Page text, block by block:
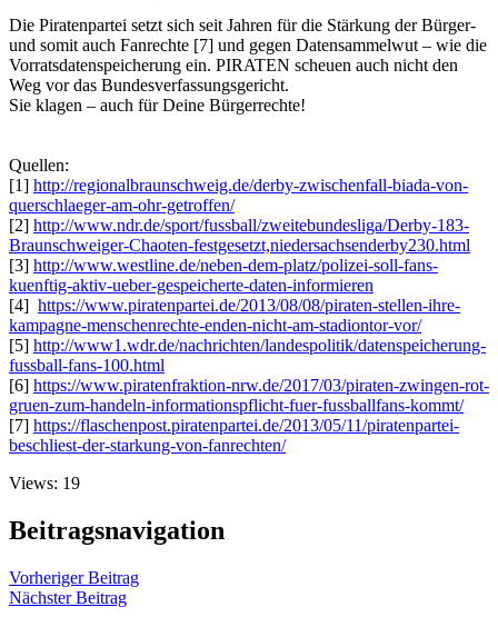
Die Piratenpartei setzt sich seit Jahren für die Stärkung der Bürger-
und somit auch Fanrechte [7] und gegen Datensammelwut – wie die
Vorratsdatenspeicherung ein. PIRATEN scheuen auch nicht den
Weg vor das Bundesverfassungsgericht.
Sie klagen – auch für Deine Bürgerrechte!
Quellen:
[1] http://regionalbraunschweig.de/derby-zwischenfall-biada-von-
querschlaeger-am-ohr-getroffen/
[2] http://www.ndr.de/sport/fussball/zweitebundesliga/Derby-183-
Braunschweiger-Chaoten-festgesetzt,niedersachsenderby230.html
[3] http://www.westline.de/neben-dem-platz/polizei-soll-fans-
kuenftig-aktiv-ueber-gespeicherte-daten-informieren
[4] https://www.piratenpartei.de/2013/08/08/piraten-stellen-ihre-
kampagne-menschenrechte-enden-nicht-am-stadiontor-vor/
[5] http://www1.wdr.de/nachrichten/landespolitik/datenspeicherung-
fussball-fans-100.html
[6] https://www.piratenfraktion-nrw.de/2017/03/piraten-zwingen-rot-
gruen-zum-handeln-informationspflicht-fuer-fussballfans-kommt/
[7] https://flaschenpost.piratenpartei.de/2013/05/11/piratenpartei-
beschliest-der-starkung-von-fanrechten/
Views: 19
Beitragsnavigation
Vorheriger Beitrag
Nächster Beitrag